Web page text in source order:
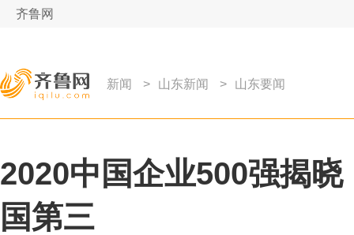
齐鲁网
新闻 > 山东新闻 > 山东要闻
2020中国企业500强揭
国第三